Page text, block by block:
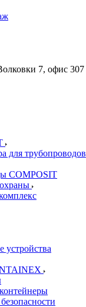
7, офис 307
для трубопроводов
COMPOSIT
устройства